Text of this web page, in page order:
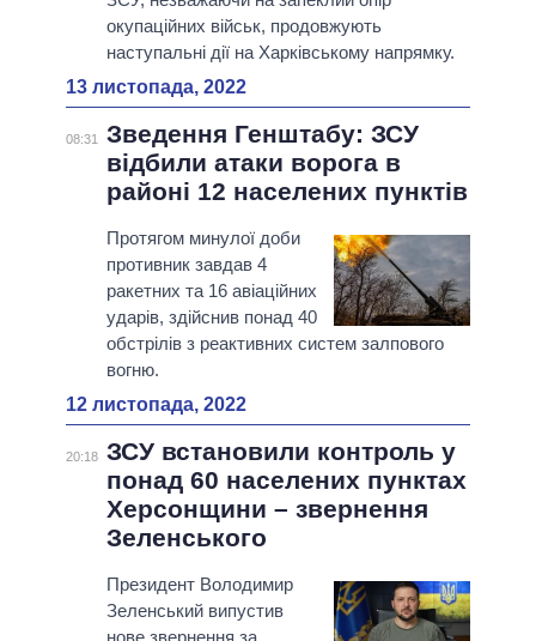
окупаційних військ, продовжують
наступальні дії на Харківському напрямку.
13 листопада, 2022
08:31
Зведення Генштабу: ЗСУ
відбили атаки ворога в
районі 12 населених пунктів
Протягом минулої доби
противник завдав 4
ракетних та 16 авіаційних
ударів, здійснив понад 40
обстрілів з реактивних систем залпового
вогню.
12 листопада, 2022
20:18 ЗСУ встановили контроль у
понад 60 населених пунктах
Херсонщини – звернення
Зеленського
Президент Володимир
Зеленський випустив